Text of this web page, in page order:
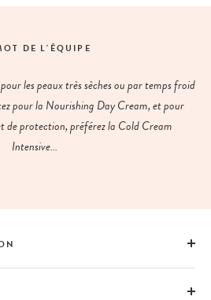
DE L'ÉQUIPE
les peaux très sèches ou par temps froid
pour la Nourishing Day Cream, et pour
de protection, préférez la Cold Cream
Intensive...